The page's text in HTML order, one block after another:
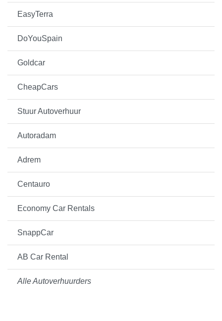
EasyTerra
DoYouSpain
Goldcar
CheapCars
Stuur Autoverhuur
Autoradam
Adrem
Centauro
Economy Car Rentals
SnappCar
AB Car Rental
Alle Autoverhuurders